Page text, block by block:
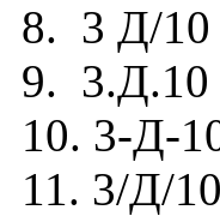
8. 3 Д/10
9. 3.Д.10
10. 3-Д-
11. 3/Д/10